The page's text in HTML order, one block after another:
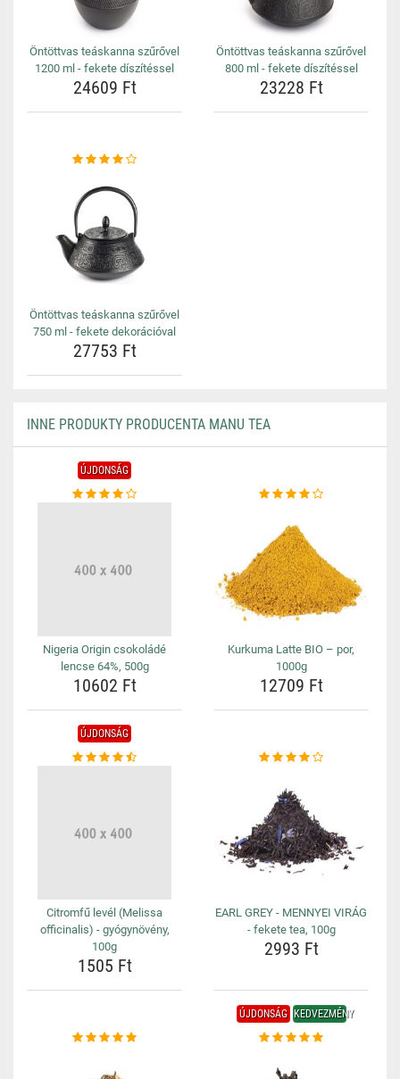
Öntöttvas teáskanna szűrővel
1200 ml - fekete díszítéssel
24609 Ft
Öntöttvas teáskanna szűrővel
800 ml - fekete díszítéssel
23228 Ft
Öntöttvas teáskanna szűrővel
750 ml - fekete dekorációval
27753 Ft
INNE PRODUKTY PRODUCENTA MANU TEA
ÚJDONSÁG
Nigeria Origin csokoládé
lencse 64%, 500g
10602 Ft
Kurkuma Latte BIO – por,
1000g
12709 Ft
ÚJDONSÁG
Citromfű levél (Melissa
officinalis) - gyógynövény,
100g
1505 Ft
EARL GREY - MENNYEI VIRÁG
- fekete tea, 100g
2993 Ft
ÚJDONSÁG KEDVEZMÉNY